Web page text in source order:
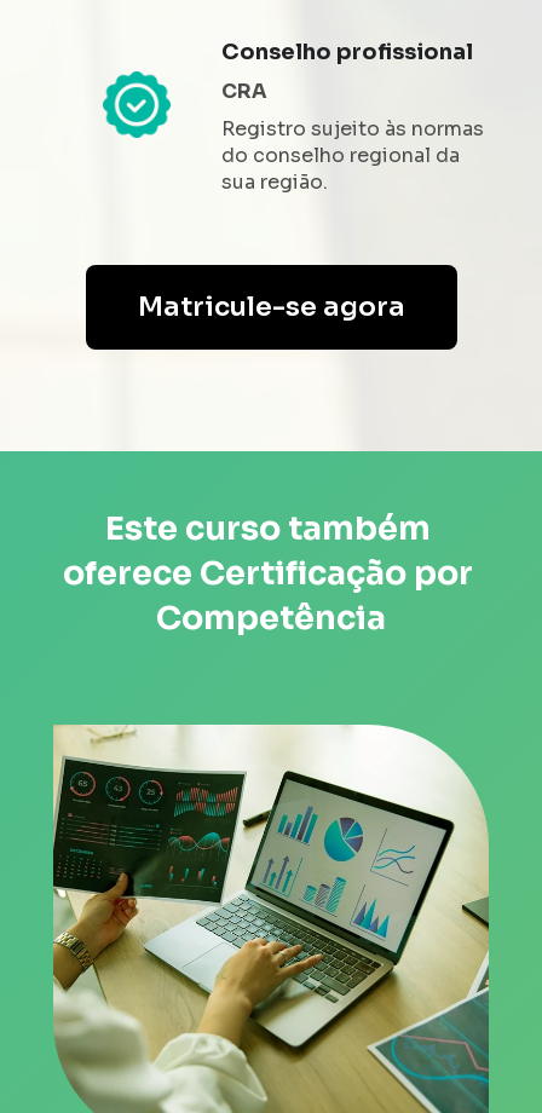
Conselho profissional
CRA
Registro sujeito às normas
do conselho regional da
sua região.
Matricule-se agora
Este curso também
oferece Certificação por
Competência